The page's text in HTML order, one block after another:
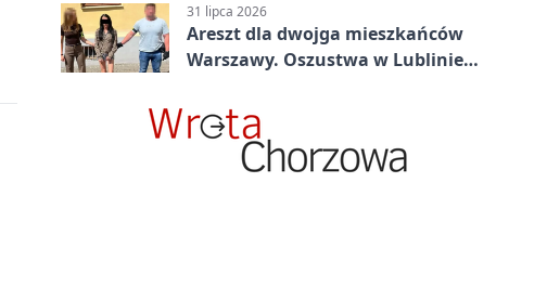
zabrał gospodarzom remis
31 lipca 2026
Areszt dla dwojga mieszkańców
Warszawy. Oszustwa w Lublinie